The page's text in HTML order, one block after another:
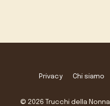
Privacy Chi siamo
© 2026 Trucchi della Nonna